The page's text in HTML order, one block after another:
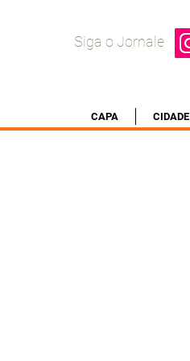
Siga o Jornale
CAPA CIDADE